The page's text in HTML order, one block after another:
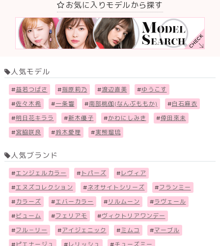
お気に入りモデルから探す
人気モデル
#益若つばさ #指原莉乃 #渡辺直美 #ゆうこす
#佐々木希 #一条響 #南部桃伽(なんぶももか) #白石麻衣
#明日花キララ #新木優子 #かわにしみき #倖田來未
#宮脇咲良 #鈴木愛理 #実熊瑠琉
人気ブランド
#エンジェルカラー # トパーズ # レヴィア
#エヌズコレクション #ネオサイトシリーズ #フランミー
# カラーズ #エバーカラー # リルムーン #ラヴェール
# ビューム #フェリアモ #ヴィクトリアワンデー
#フル－リー #アイジェニック #ミムコ #マーブル
# ピエナージュ # レリッシュ #チューズミー